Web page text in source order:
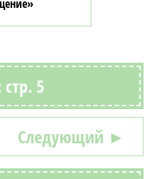
5
Следующий ►